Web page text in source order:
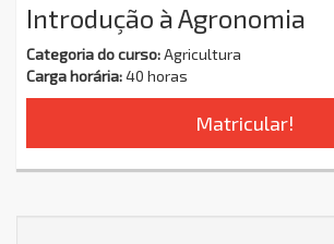
Introdução à Agronomia
Categoria do curso:Agricultura
Carga horária:40 horas
Matricular!